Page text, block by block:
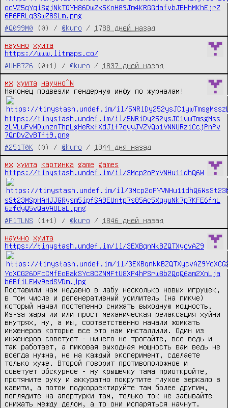
ocVZ5qYqiSgjNkTGYH86DwZx5KnH89Jm4KRGGdafvbJEHhMKhEjrZ
6P6FRLq3SwZ8SLm.png
#Q099M0
(0) / @kuro / 1788 дней назад
научно
хуита
https://www.litmaps.co/
#UHB7Z6
(0+1) / @kuro / 1837 дней назад
мж хуита
научно^W
https://tinystash.undef.im/il/5NRiDy252ysJC1ywTmsgMss
zLVLuFvWDwnznThpLgHeRxfXdJif7oyyJVZVQb1VNNURziCcjPnPv
7QnDvZvBTft9.png
#251T0K
(0) / @kuro / 1844 дня назад
мж хуита картинка game
games
https://tinystash.undef.im/il/3Mcp2oPYVNHu11dhQ6W
sSt23MSpHAHJJGRysm5ipfSA9EUntp7s85Ac5XqyuNk7p7KFE6fnL
6zfdyQ5vQaVAULaL.png
#F1TLNS
(1+1) / @kuro / 1846 дней назад
научно
хуита
https://tinystash.undef.im/il/3EXBqnNkBZQTXycvAZ9
YoXCG26DFcCMfEoBakSYc8CZNMFtU8XP4hPSrw8b2QqQ6am2XnLja
b6BfiLEWv9edSVDm.jpg
Поставили нам недавно в лабу несколько новых игрушек,
в том числе и регенеративный усилитель (на пикче)
который начал постепенно снижать выходную мощность.
Из-за жары ли или прост механическая релаксация хуйни
внутрях, ну, а мы, соответственно начали жомкать
инженеров которые все это нам инсталлили. Один из
инженеров советует - ничего не трогайте, все ведь и
так работает, а пиковая выходная мощность вам ведь не
всегда нужна, не на каждый эксперимент, сделаете
только хуже. Второй говорит противоположное и
советует обскурное - ну крышечку тама приоткройте,
протяните руку и аккуратно покрутите глухое зеркало в
кавити, а потом подкорректируйте там более другим,
поглядите на апертурки там, только ток не забывайте
снижать между делом, а то они испаряться начнут.